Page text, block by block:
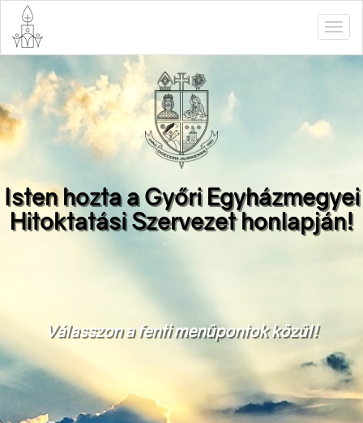
Isten hozta a Győri Egyházmegyei
Hitoktatási Szervezet honlapján!
Válasszon a fenti menüpontok közül!